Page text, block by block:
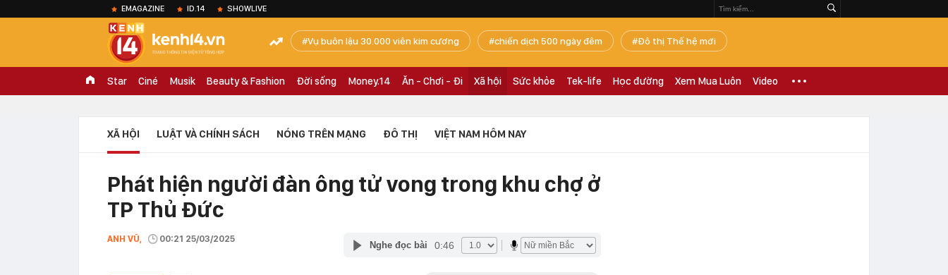
EMAGAZINE ID.14 SHOWLIVE
Vụ buôn lậu 30.000 viên kim cương chiến dịch 500 ngày đêm Đô thị Thế hệ mới
Star Ciné Musik Beauty & Fashion Đời sống Money.14 Ăn - Chơi - Đi Xã hội Sức khỏe Tek-life Học đường Xem Mua Luôn Video
XÃ HỘI LUẬT VÀ CHÍNH SÁCH NÓNG TRÊN MẠNG ĐÔ THỊ VIỆT NAM HÔM NAY
Phát hiện người đàn ông tử vong trong khu chợ ở
TP Thủ Đức
ANH VŨ, 00:21 25/03/2025
Nghe đọc bài 0:46